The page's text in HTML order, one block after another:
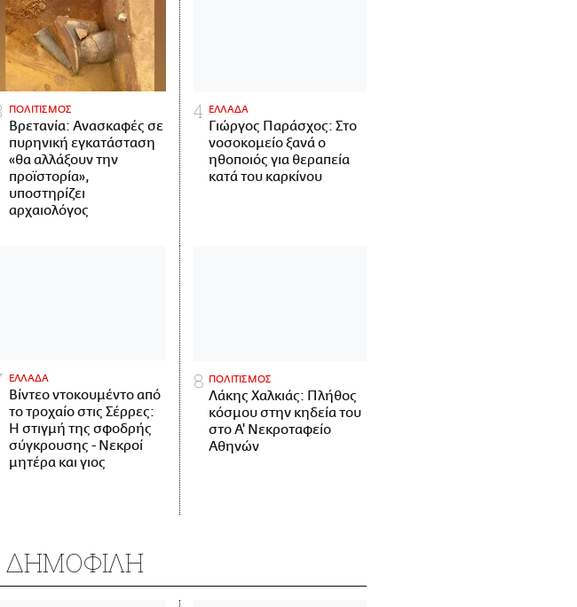
ΠΟΛΙΤΙΣΜΟΣ
Βρετανία: Ανασκαφές σε
πυρηνική εγκατάσταση
«θα αλλάξουν την
προϊστορία»,
υποστηρίζει
αρχαιολόγος
ΕΛΛΑΔΑ
Γιώργος Παράσχος: Στο
νοσοκομείο ξανά ο
ηθοποιός για θεραπεία
κατά του καρκίνου
ΕΛΛΑΔΑ
Βίντεο ντοκουμέντο από
το τροχαίο στις Σέρρες:
Η στιγμή της σφοδρής
σύγκρουσης - Νεκροί
μητέρα και γιος
ΠΟΛΙΤΙΣΜΟΣ
Λάκης Χαλκιάς: Πλήθος
κόσμου στην κηδεία του
στο Α' Νεκροταφείο
Αθηνών
ΔΗΜΟΦΙΛΗ